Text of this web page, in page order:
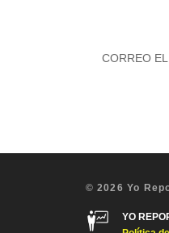
© 2026 Yo
YO